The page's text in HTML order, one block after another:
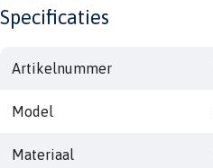
Specificaties
Artikelnummer
Model
Materiaal